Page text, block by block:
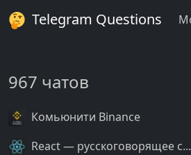
Telegram Questions
967 чатов
Комьюнити Binance
React — русскоговорящее с...